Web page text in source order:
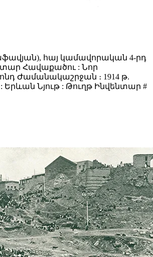
հայ կամավորական 4-րդ
Հավաքածու : Նոր
Ժամանակաշրջան ։ 1914 թ.
Նյութ : Թուղթ Ինվենտար #